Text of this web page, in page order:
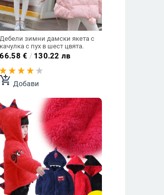
Дебели зимни дамски якета с
качулка с пух в шест цвята.
66.58 € / 130.22 лв
add_shopping_cart Добави